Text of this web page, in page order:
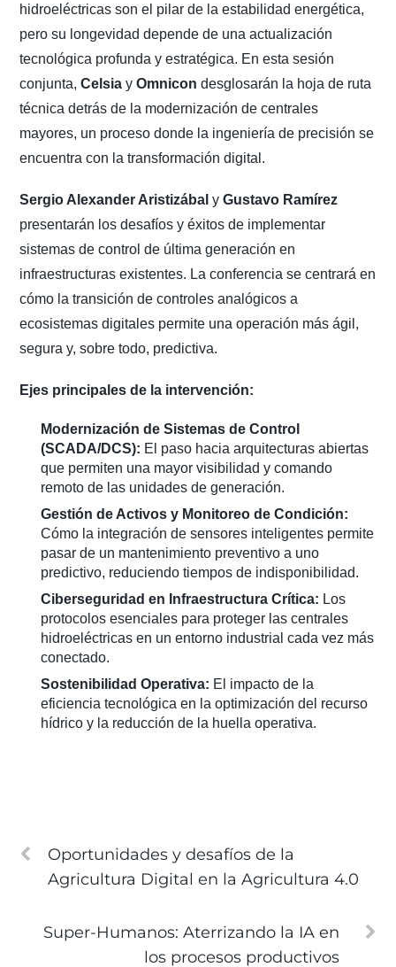
hidroeléctricas son el pilar de la estabilidad energética,
pero su longevidad depende de una actualización
tecnológica profunda y estratégica. En esta sesión
conjunta,Celsia yOmnicon desglosarán la hoja de ruta
técnica detrás de la modernización de centrales
mayores, un proceso donde la ingeniería de precisión se
encuentra con la transformación digital.
Sergio Alexander Aristizábal yGustavo Ramírez
presentarán los desafíos y éxitos de implementar
sistemas de control de última generación en
infraestructuras existentes. La conferencia se centrará en
cómo la transición de controles analógicos a
ecosistemas digitales permite una operación más ágil,
segura y, sobre todo, predictiva.
Ejes principales de la intervención:
Modernización de Sistemas de Control
(SCADA/DCS): El paso hacia arquitecturas abiertas
que permiten una mayor visibilidad y comando
remoto de las unidades de generación.
Gestión de Activos y Monitoreo de Condición:
Cómo la integración de sensores inteligentes permite
pasar de un mantenimiento preventivo a uno
predictivo, reduciendo tiempos de indisponibilidad.
Ciberseguridad en Infraestructura Crítica: Los
protocolos esenciales para proteger las centrales
hidroeléctricas en un entorno industrial cada vez más
conectado.
Sostenibilidad Operativa: El impacto de la
eficiencia tecnológica en la optimización del recurso
hídrico y la reducción de la huella operativa.
Oportunidades y desafíos de la
Agricultura Digital en la Agricultura 4.0
Super-Humanos: Aterrizando la IA en
los procesos productivos